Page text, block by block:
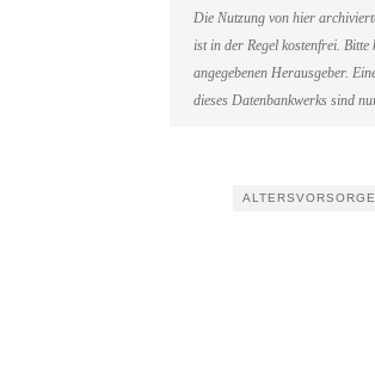
Die Nutzung von hier
ist in der Regel kostenfrei.
angegebenen Herausgeber.
dieses Datenbankwerks sind
ALTERSVORSORGE